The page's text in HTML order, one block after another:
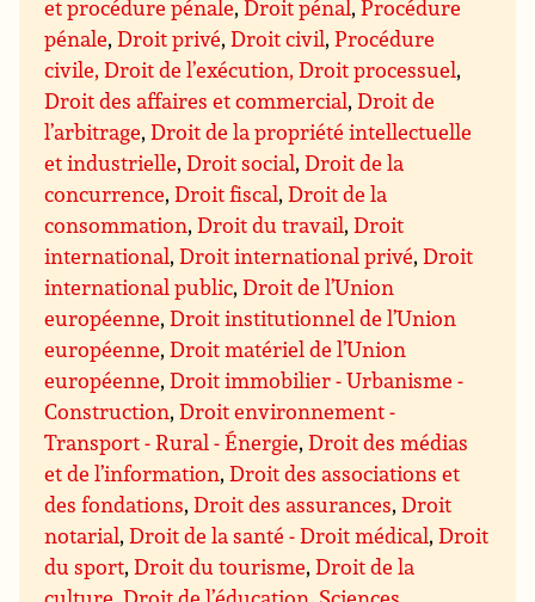
et procédure pénale,Droit pénal,Procédure
pénale,Droit privé,Droit civil,Procédure
civile, Droit de l’exécution, Droit processuel,
Droit des affaires et commercial,Droit de
l’arbitrage,Droit de la propriété intellectuelle
et industrielle,Droit social,Droit de la
concurrence,Droit fiscal,Droit de la
consommation,Droit du travail,Droit
international,Droit international privé,Droit
international public,Droit de l’Union
européenne,Droit institutionnel de l’Union
européenne,Droit matériel de l’Union
européenne,Droit immobilier - Urbanisme -
Construction,Droit environnement -
Transport - Rural - Énergie,Droit des médias
et de l’information,Droit des associations et
des fondations,Droit des assurances,Droit
notarial,Droit de la santé - Droit médical,Droit
du sport,Droit du tourisme,Droit de la